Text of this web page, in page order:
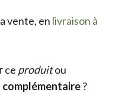
vente, en livraison à
ce produitou
complémentaire?